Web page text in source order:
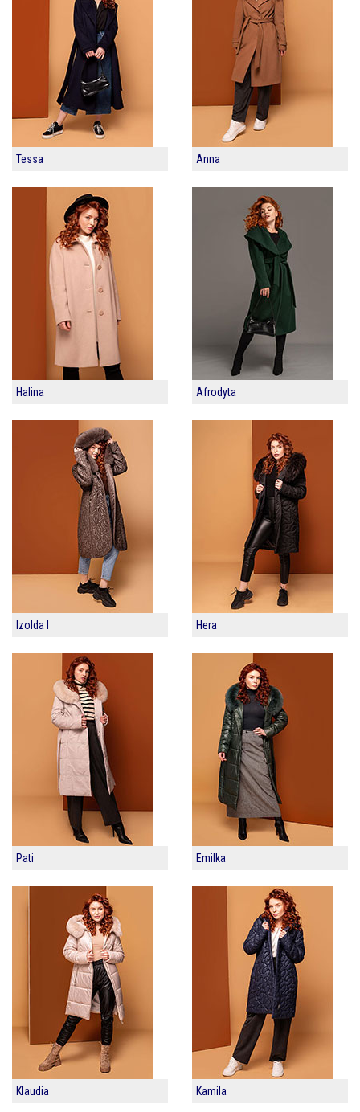
Tessa Anna
Halina Afrodyta
Izolda I Hera
Pati Emilka
Klaudia Kamila